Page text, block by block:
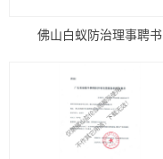
佛山白蚁防治理事聘书